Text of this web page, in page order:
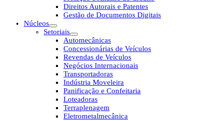
Direitos Autorais e Patentes
Gestão de Documentos Digitais
Núcleos
Setoriais
Automecânicas
Concessionárias de Veículos
Revendas de Veículos
Negócios Internacionais
Transportadoras
Indústria Moveleira
Panificação e Confeitaria
Loteadoras
Terraplenagem
Eletrometalmecânica